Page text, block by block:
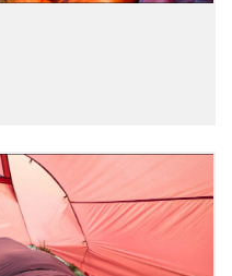
& Blanket
dans les Pyrénées
toute jeune entreprise
léger de qualité. Ils